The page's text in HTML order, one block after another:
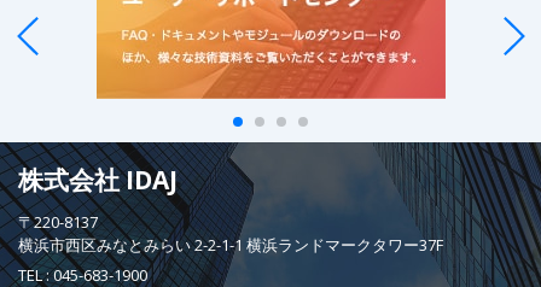
株式会社 IDAJ
〒220-8137
横浜市西区みなとみらい 2-2-1-1 横浜ランドマークタワー37F
TEL :045-683-1900